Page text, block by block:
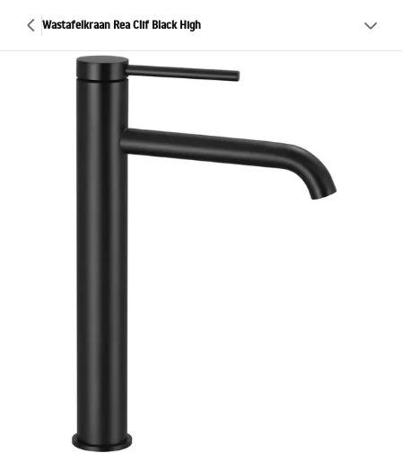
Wastafelkraan Rea Clif Black High